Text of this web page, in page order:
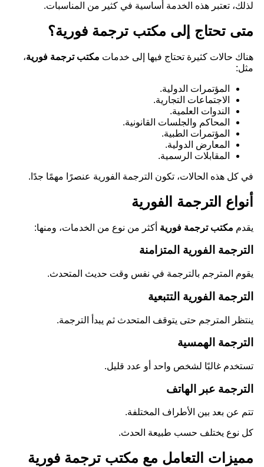
لذلك، تعتبر هذه الخدمة أساسية في كثير من المناسبات.
متى تحتاج إلى مكتب ترجمة فورية؟
هناك حالات كثيرة تحتاج فيها إلى خدمات مكتب ترجمة فورية،
مثل:
المؤتمرات الدولية.
الاجتماعات التجارية.
الندوات العلمية.
المحاكم والجلسات القانونية.
المؤتمرات الطبية.
المعارض الدولية.
المقابلات الرسمية.
في كل هذه الحالات، تكون الترجمة الفورية عنصرًا مهمًا جدًا.
أنواع الترجمة الفورية
يقدم مكتب ترجمة فورية أكثر من نوع من الخدمات، ومنها:
الترجمة الفورية المتزامنة
يقوم المترجم بالترجمة في نفس وقت حديث المتحدث.
الترجمة الفورية التتبعية
ينتظر المترجم حتى يتوقف المتحدث ثم يبدأ الترجمة.
الترجمة الهمسية
تستخدم غالبًا لشخص واحد أو عدد قليل.
الترجمة عبر الهاتف
تتم عن بعد بين الأطراف المختلفة.
كل نوع يختلف حسب طبيعة الحدث.
مميزات التعامل مع مكتب ترجمة فورية